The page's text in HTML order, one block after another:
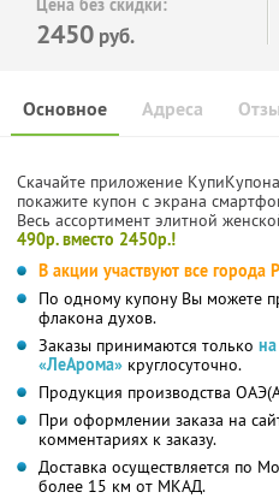
Цена без скидки:
2450 руб.
Основное Адреса
Скачайте приложение
покажите купон с экрана
Весь ассортимент элитной
490р. вместо 2450р.!
В акции участвуют все города
По одному купону Вы можете
флакона духов.
Заказы принимаются только
«ЛеАрома» круглосуточно.
Продукция производства
При оформлении заказа на
комментариях к заказу.
Доставка осуществляется по
более 15 км от МКАД.